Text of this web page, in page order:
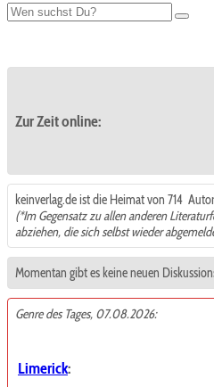
Zur Zeit online:
keinverlag.de ist die Heimat von 714
(*Im Gegensatz zu allen anderen
abziehen, die sich selbst wieder
Momentan gibt es keine neuen
Genre des Tages, 07.08.2026:
Limerick: